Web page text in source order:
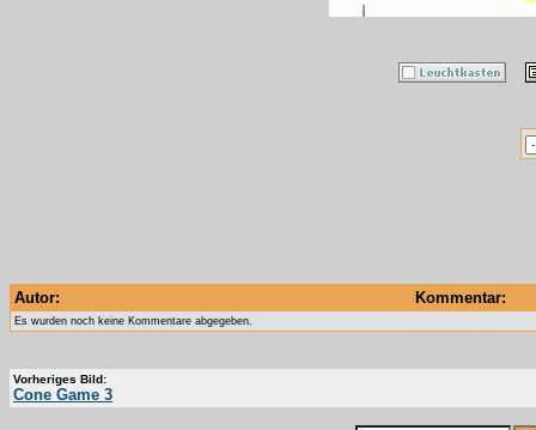
Autor: Kommentar:
Es wurden noch keine Kommentare abgegeben.
Vorheriges Bild:
Cone Game 3